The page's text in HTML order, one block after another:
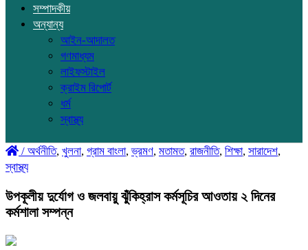
সম্পাদকীয়
অন্যান্য
আইন-আদালত
গণমাধ্যম
লাইফস্টাইল
ক্রাইম রিপোর্ট
ধর্ম
স্বাস্থ্য
/ অর্থনীতি, খুলনা, গ্রাম বাংলা,ভ্রমণ, মতামত, রাজনীতি, শিক্ষা, সারাদেশ,
স্বাস্থ্য
উপকূলীয় দুর্যোগ ও জলবায়ু ঝুঁকিহ্রাস কর্মসূচির আওতায় ২ দিনের
কর্মশালা সম্পন্ন